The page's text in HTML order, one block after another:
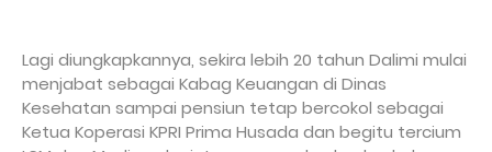
Lagi diungkapkannya, sekira lebih 20 tahun Dalimi mulai
menjabat sebagai Kabag Keuangan di Dinas
Kesehatan sampai pensiun tetap bercokol sebagai
Ketua Koperasi KPRI Prima Husada dan begitu tercium